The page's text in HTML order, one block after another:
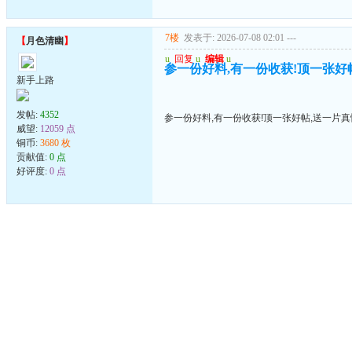
【月色清幽 】
新手上路
发帖: 4352
威望: 12059 点
铜币: 3680 枚
贡献值: 0 点
好评度: 0 点
7楼 发表于: 2026-07-08 02:01 ---
u 回复 u 编辑 u
参一份好料,有一份收获!顶一张
参一份好料,有一份收获!顶一张好帖,送一片